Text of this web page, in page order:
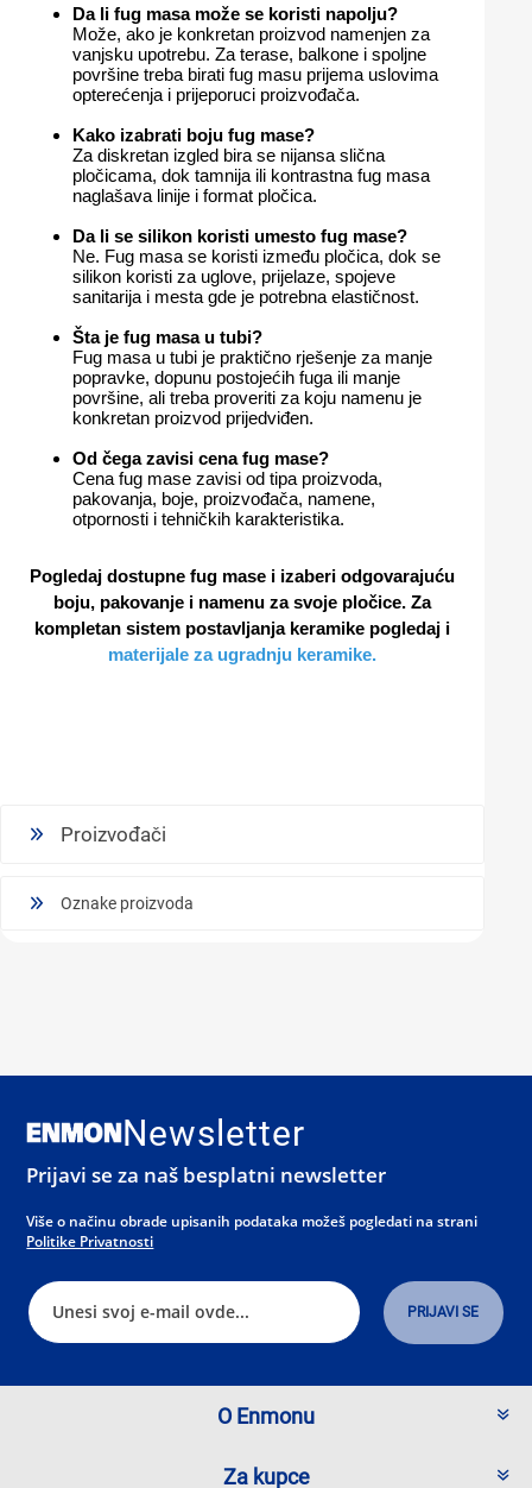
Da li fug masa može se koristi napolju?
Može, ako je konkretan proizvod namenjen za
vanjsku upotrebu. Za terase, balkone i spoljne
površine treba birati fug masu prijema uslovima
opterećenja i prijeporuci proizvođača.
Kako izabrati boju fug mase?
Za diskretan izgled bira se nijansa slična
pločicama, dok tamnija ili kontrastna fug masa
naglašava linije i format pločica.
Da li se silikon koristi umesto fug mase?
Ne. Fug masa se koristi između pločica, dok se
silikon koristi za uglove, prijelaze, spojeve
sanitarija i mesta gde je potrebna elastičnost.
Šta je fug masa u tubi?
Fug masa u tubi je praktično rješenje za manje
popravke, dopunu postojećih fuga ili manje
površine, ali treba proveriti za koju namenu je
konkretan proizvod prijedviđen.
Od čega zavisi cena fug mase?
Cena fug mase zavisi od tipa proizvoda,
pakovanja, boje, proizvođača, namene,
otpornosti i tehničkih karakteristika.
Pogledaj dostupne fug mase i izaberi odgovarajuću
boju, pakovanje i namenu za svoje pločice. Za
kompletan sistem postavljanja keramike pogledaj i
materijale za ugradnju keramike.
Proizvođači
Oznake proizvoda
Newsletter
Prijavi se za naš besplatni newsletter
Više o načinu obrade upisanih podataka možeš pogledati na strani
Politike Privatnosti
O Enmonu
Za kupce